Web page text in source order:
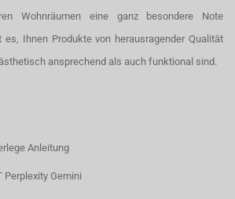
Wohnräumen eine ganz besondere Note
es, Ihnen Produkte von herausragender Qualität
ansprechend als auch funktional sind.
Anleitung
Perplexity Gemini